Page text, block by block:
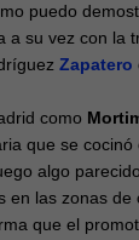
puedo
a su vez con la
Zapatero
como
que se cocinó
algo
las zonas de
que el